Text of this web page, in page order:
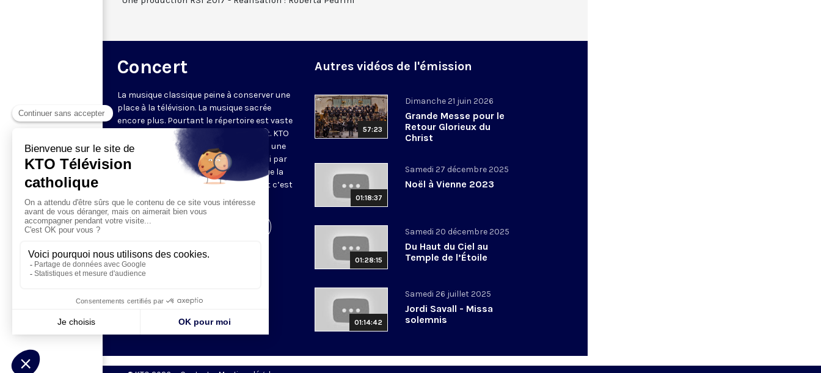
Concert
La musique classique peine à conserver une
place à la télévision. La musique sacrée
encore plus. Pourtant le répertoire est vaste
et le cercle des mélomanes bien vivant. KTO
choisit de proposer chaque samedi – à une
heure raisonnable ! – un concert choisi par
notre expert François Polgàr. Parce que la
musique sacrée, c’est de la musique, et c’est
aussi un accès au sacré.
Visiter la page de l'émission
Autres vidéos de l'émission
57:23
Dimanche 21 juin 2026
Grande Messe pour le
Retour Glorieux du
Christ
01:18:37
Samedi 27 décembre 2025
Noël à Vienne 2023
01:28:15
Samedi 20 décembre 2025
Du Haut du Ciel au
Temple de l’Étoile
01:14:42
Samedi 26 juillet 2025
Jordi Savall - Missa
solemnis